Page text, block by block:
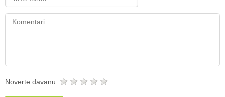
Novērtē dāvanu: